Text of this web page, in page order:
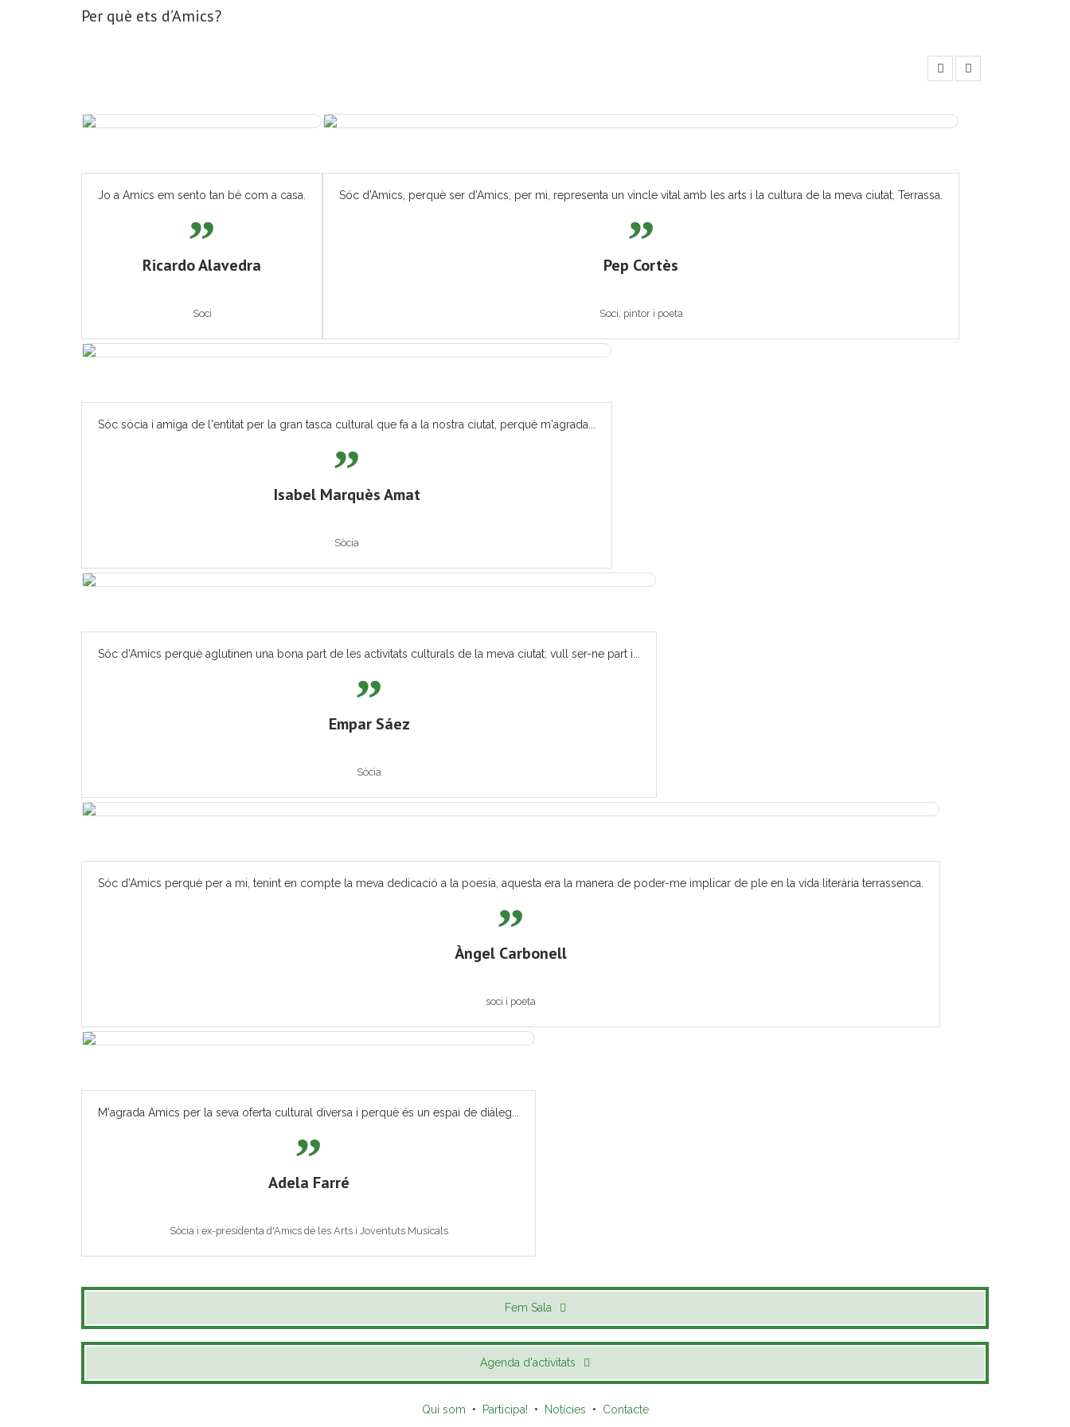
Per què ets d’Amics?
Jo a Amics em sento tan bé com a casa.
Ricardo Alavedra
Soci
Sóc d'Amics, perquè ser d'Amics, per mi, representa un vincle vital amb les arts i la cultura de la meva ciutat, Terrassa.
Pep Cortès
Soci, pintor i poeta
Sóc sòcia i amiga de l'entitat per la gran tasca cultural que fa a la nostra ciutat, perquè m'agrada...
Isabel Marquès Amat
Sòcia
Sóc d'Amics perquè aglutinen una bona part de les activitats culturals de la meva ciutat; vull ser-ne part i...
Empar Sáez
Sòcia
Sóc d'Amics perquè per a mi, tenint en compte la meva dedicació a la poesia, aquesta era la manera de poder-me implicar de ple en la vida literària terrassenca.
Àngel Carbonell
soci i poeta
M'agrada Amics per la seva oferta cultural diversa i perquè és un espai de diàleg...
Adela Farré
Sòcia i ex-presidenta d'Amics de les Arts i Joventuts Musicals
Fem Sala
Agenda d'activitats
Qui som • Participa! • Notícies • Contacte